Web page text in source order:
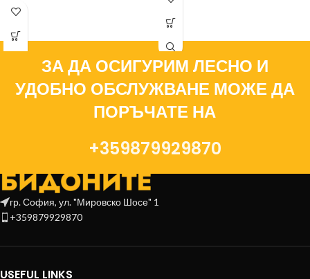
ЗА ДА ОСИГУРИМ ЛЕСНО И
УДОБНО ОБСЛУЖВАНЕ МОЖЕ ДА
ПОРЪЧАТЕ НА
+359879929870
гр. София, ул. "Мировско Шосе" 1
+359879929870
USEFUL LINKS